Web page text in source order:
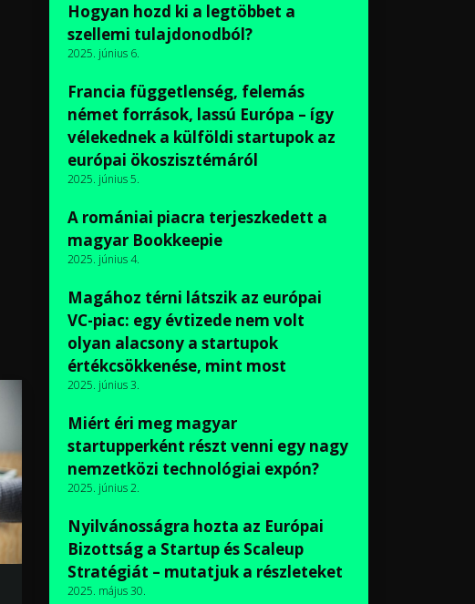
Hogyan hozd ki a legtöbbet a
szellemi tulajdonodból?
2025. június 6.
Francia függetlenség, felemás
német források, lassú Európa – így
vélekednek a külföldi startupok az
európai ökoszisztémáról
2025. június 5.
A romániai piacra terjeszkedett a
magyar Bookkeepie
2025. június 4.
Magához térni látszik az európai
VC-piac: egy évtizede nem volt
olyan alacsony a startupok
értékcsökkenése, mint most
2025. június 3.
Miért éri meg magyar
startupperként részt venni egy nagy
nemzetközi technológiai expón?
2025. június 2.
Nyilvánosságra hozta az Európai
Bizottság a Startup és Scaleup
Stratégiát – mutatjuk a részleteket
2025. május 30.